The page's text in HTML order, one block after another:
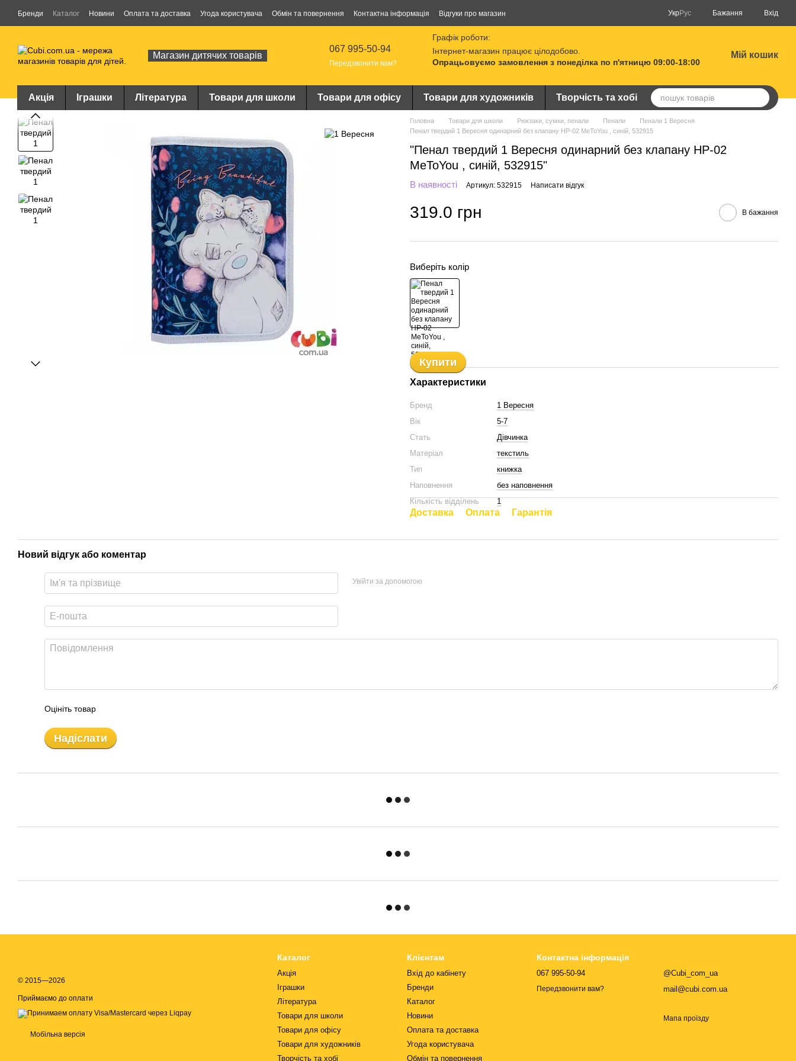
Перейти до основного контенту
Бренди Каталог Новини Оплата та доставка Угода користувача Обмін та повернення Контактна інформація Відгуки про магазин УкрРус Бажання Вхід
Магазин дитячих товарів
067 995-50-94
Передзвонити вам?
Графік роботи:
Інтернет-магазин працює цілодобово.
Опрацьовуємо замовлення з понеділка по п'ятницю 09:00-18:00
Мій кошик
Акція Іграшки Література Товари для школи Товари для офісу Товари для художників Творчість та хобі
Головна Товари для школи Рюкзаки, сумки, пенали Пенали
Пенали 1 Вересня
Пенал твердий 1 Вересня одинарний без клапану HP-02 MeToYou , синій, 532915
"Пенал твердий 1 Вересня одинарний без клапану HP-02
MeToYou , синій, 532915"
В наявності Артикул: 532915 Написати відгук
319.0 грн В бажання
Виберіть колір
Купити
Характеристики
Бренд
1 Вересня
Вік
5-7
Стать
Дівчинка
Матеріал
текстиль
Тип
книжка
Наповнення
без наповнення
Кількість відділень
1
Доставка Оплата Гарантія
Новий відгук або коментар
Увійти за допомогою
Оцініть товар
Надіслати
© 2015—2026
Приймаємо до оплати
Мобільна версія
Каталог
Акція
Іграшки
Література
Товари для школи
Товари для офісу
Товари для художників
Творчість та хобі
Клієнтам
Вхід до кабінету
Бренди
Каталог
Новини
Оплата та доставка
Угода користувача
Обмін та повернення
Контактна інформація
067 995-50-94
Передзвонити вам?
@Cubi_com_ua
mail@cubi.com.ua
Мапа проїзду